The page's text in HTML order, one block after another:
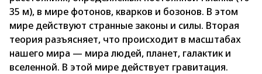
35 м), в мире фотонов, кварков и бозонов. В этом
мире действуют странные законы и силы. Вторая
теория разъясняет, что происходит в масштабах
нашего мира — мира людей, планет, галактик и
вселенной. В этой мире действует гравитация.